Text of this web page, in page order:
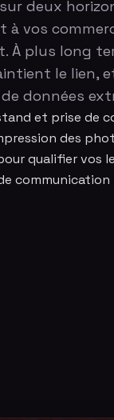
deux
vos
À plus long
le lien,
données
et prise de
des
qualifier vos
communication